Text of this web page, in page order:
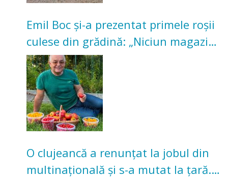
Emil Boc și-a prezentat primele roșii
culese din grădină: „Niciun magazin
nu poate oferi această satisfacție”
O clujeancă a renunțat la jobul din
multinațională și s-a mutat la țară.